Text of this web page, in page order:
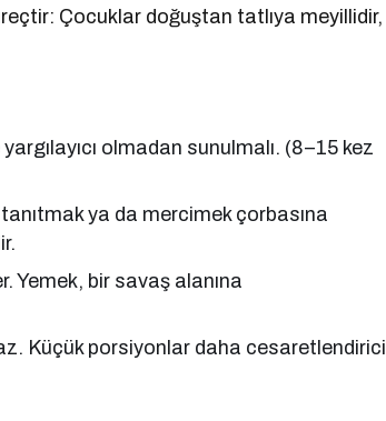
Çocuklar doğuştan tatlıya meyillidir,
olmadan sunulmalı. (8–15 kez
ya da mercimek çorbasına
Yemek, bir savaş alanına
Küçük porsiyonlar daha cesaretlendirici